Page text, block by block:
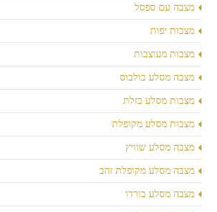
מצבה עם ספסל
מצבות יפות
מצבות מעוצבות
מצבה מסלע בולבוס
מצבות מסלע בזלת
מצבות מסלע מקופלת
מצבה מסלע שוויץ
מצבה מסלע מקופלת זהב
מצבה מסלע בורדו